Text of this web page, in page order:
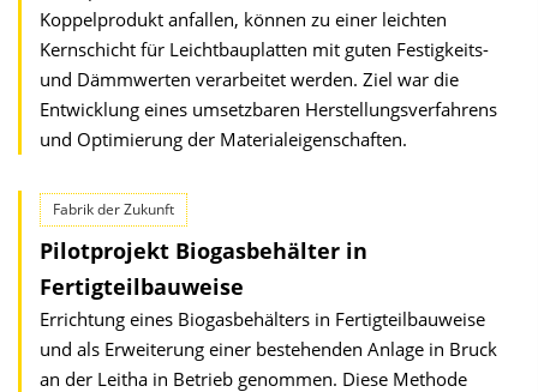
Koppelprodukt anfallen, können zu einer leichten
Kernschicht für Leichtbauplatten mit guten Festigkeits-
und Dämmwerten verarbeitet werden. Ziel war die
Entwicklung eines umsetzbaren Herstellungsverfahrens
und Optimierung der Materialeigenschaften.
Fabrik der Zukunft
Pilotprojekt Biogasbehälter in
Fertigteilbauweise
Errichtung eines Biogasbehälters in Fertigteilbauweise
und als Erweiterung einer bestehenden Anlage in Bruck
an der Leitha in Betrieb genommen. Diese Methode